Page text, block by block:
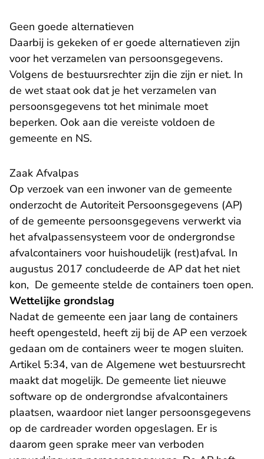
Geen goede alternatieven
Daarbij is gekeken of er goede alternatieven zijn
voor het verzamelen van persoonsgegevens.
Volgens de bestuursrechter zijn die zijn er niet. In
de wet staat ook dat je het verzamelen van
persoonsgegevens tot het minimale moet
beperken. Ook aan die vereiste voldoen de
gemeente en NS.
Zaak Afvalpas
Op verzoek van een inwoner van de gemeente
onderzocht de Autoriteit Persoonsgegevens (AP)
of de gemeente persoonsgegevens verwerkt via
het afvalpassensysteem voor de ondergrondse
afvalcontainers voor huishoudelijk (rest)afval. In
augustus 2017 concludeerde de AP dat het niet
kon, De gemeente stelde de containers toen open.
Wettelijke grondslag
Nadat de gemeente een jaar lang de containers
heeft opengesteld, heeft zij bij de AP een verzoek
gedaan om de containers weer te mogen sluiten.
Artikel 5:34, van de Algemene wet bestuursrecht
maakt dat mogelijk. De gemeente liet nieuwe
software op de ondergrondse afvalcontainers
plaatsen, waardoor niet langer persoonsgegevens
op de cardreader worden opgeslagen. Er is
daarom geen sprake meer van verboden